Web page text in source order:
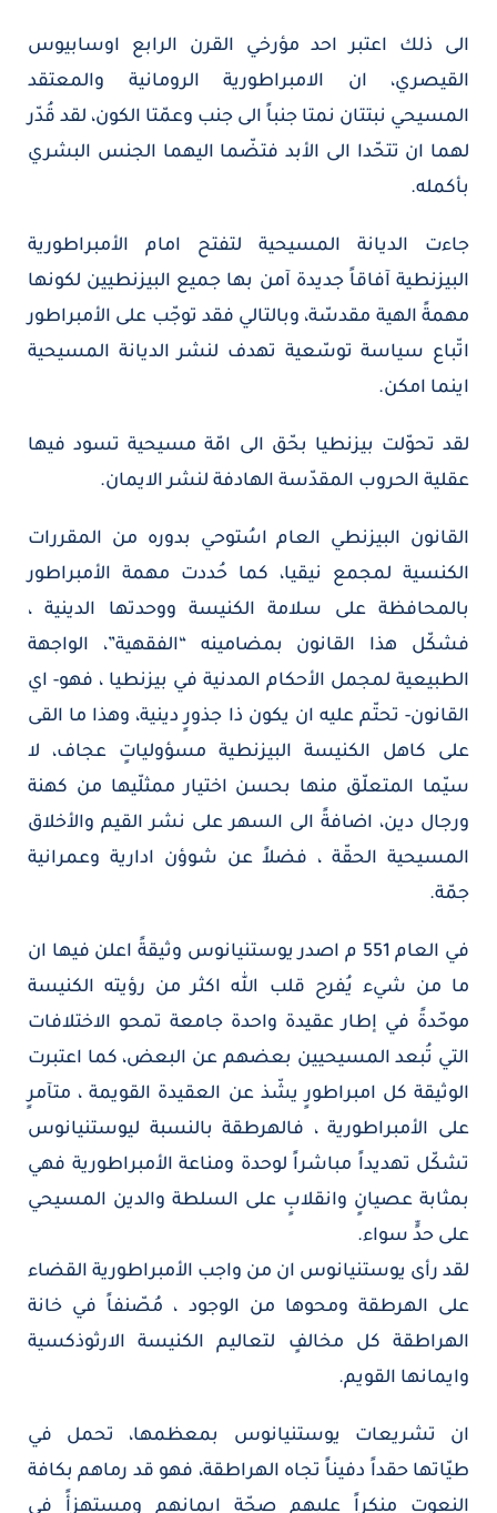
الى ذلك اعتبر احد مؤرخي القرن الرابع اوسابيوس
القيصري، ان الامبراطورية الرومانية والمعتقد
المسيحي نبتتان نمتا جنباً الى جنب وعمّتا الكون، لقد قُدّر
لهما ان تتحّدا الى الأبد فتضّما اليهما الجنس البشري
بأكمله.
جاءت الديانة المسيحية لتفتح امام الأمبراطورية
البيزنطية آفاقاً جديدة آمن بها جميع البيزنطيين لكونها
مهمةً الهية مقدسّة، وبالتالي فقد توجّب على الأمبراطور
اتّباع سياسة توسّعية تهدف لنشر الديانة المسيحية
اينما امكن.
لقد تحوّلت بيزنطيا بحّق الى امّة مسيحية تسود فيها
عقلية الحروب المقدّسة الهادفة لنشر الايمان.
القانون البيزنطي العام اسُتوحي بدوره من المقررات
الكنسية لمجمع نيقيا، كما حُددت مهمة الأمبراطور
بالمحافظة على سلامة الكنيسة ووحدتها الدينية ،
فشكّل هذا القانون بمضامينه “الفقهية”، الواجهة
الطبيعية لمجمل الأحكام المدنية في بيزنطيا ، فهو- اي
القانون- تحتّم عليه ان يكون ذا جذورٍ دينية، وهذا ما القى
على كاهل الكنيسة البيزنطية مسؤولياتٍ عجاف، لا
سيّما المتعلّق منها بحسن اختيار ممثلّيها من كهنة
ورجال دين، اضافةً الى السهر على نشر القيم والأخلاق
المسيحية الحقّة ، فضلاً عن شوؤن ادارية وعمرانية
جمّة.
في العام 551 م اصدر يوستنيانوس وثيقةً اعلن فيها ان
ما من شيء يُفرح قلب الله اكثر من رؤيته الكنيسة
موحّدةً في إطار عقيدة واحدة جامعة تمحو الاختلافات
التي تُبعد المسيحيين بعضهم عن البعض، كما اعتبرت
الوثيقة كل امبراطورٍ يشّذ عن العقيدة القويمة ، متآمرٍ
على الأمبراطورية ، فالهرطقة بالنسبة ليوستنيانوس
تشكّل تهديداً مباشراً لوحدة ومناعة الأمبراطورية فهي
بمثابة عصيانٍ وانقلابٍ على السلطة والدين المسيحي
على حدٍّ سواء.
لقد رأى يوستنيانوس ان من واجب الأمبراطورية القضاء
على الهرطقة ومحوها من الوجود ، مُصّنفاً في خانة
الهراطقة كل مخالفٍ لتعاليم الكنيسة الارثوذكسية
وايمانها القويم.
ان تشريعات يوستنيانوس بمعظمها، تحمل في
طيّاتها حقداً دفيناً تجاه الهراطقة، فهو قد رماهم بكافة
النعوت منكراً عليهم صحّة ايمانهم ومستهزأً في